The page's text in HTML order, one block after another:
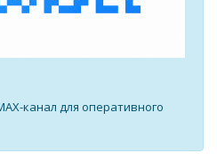
канал для оперативного